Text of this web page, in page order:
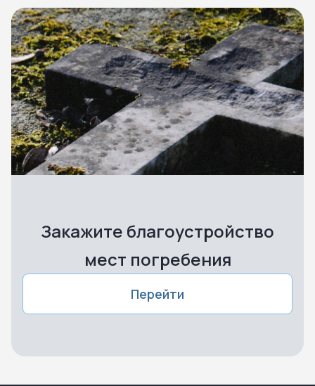
Закажите благоустройство
мест погребения
Перейти